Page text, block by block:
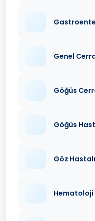
Genel
Göğüs
Göğüs
Göz
Hematoloji